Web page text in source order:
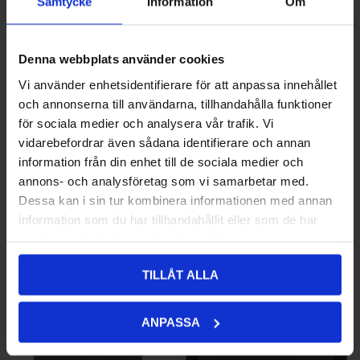
Denna webbplats använder cookies
Vi använder enhetsidentifierare för att anpassa innehållet
och annonserna till användarna, tillhandahålla funktioner
för sociala medier och analysera vår trafik. Vi
vidarebefordrar även sådana identifierare och annan
information från din enhet till de sociala medier och
annons- och analysföretag som vi samarbetar med.
Dessa kan i sin tur kombinera informationen med annan
information som du har tillhandahållit eller som de har
TILLÅT ALLA
ANPASSA
Frogzskin Ventilationskit
Polaris IQ – 4 delar
860,00 kr
Frogzskin Ventilationskit Ski-
1.065,00 kr
Doo Rev-XR – 4 delar
11